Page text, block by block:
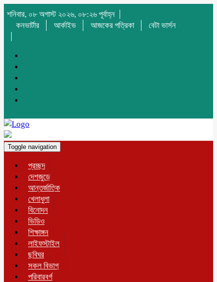
শনিবার, ০৮ অগাস্ট ২০২৬, ০৮:২৬ পূর্বাহ্ন
কনভার্টার
আর্কাইভ আজকের পত্রিকা বেটা ভার্সন
Toggle navigation
প্রচ্ছদ
দেশজুড়ে
আন্তর্জাতিক
খেলাধুলা
বিনোদন
ভিডিও
শিক্ষাঙ্গন
লাইফস্টাইল
ছবিঘর
সকল বিভাগ
পরিবারবর্গ